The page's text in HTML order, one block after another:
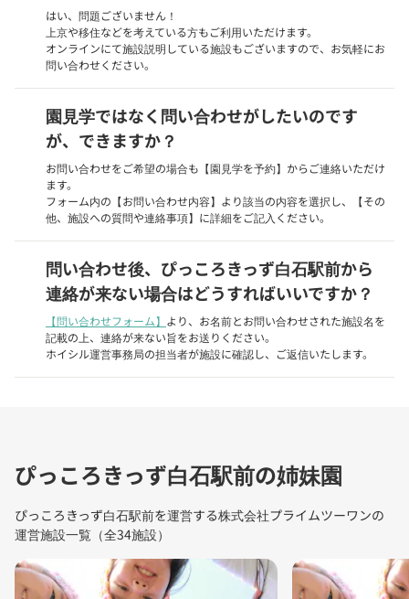
はい、問題ございません！
上京や移住などを考えている方もご利用いただけます。
オンラインにて施設説明している施設もございますので、お気軽にお
問い合わせください。
園見学ではなく問い合わせがしたいのです
が、できますか？
お問い合わせをご希望の場合も【園見学を予約】からご連絡いただけ
ます。
フォーム内の【お問い合わせ内容】より該当の内容を選択し、【その
他、施設への質問や連絡事項】に詳細をご記入ください。
問い合わせ後、ぴっころきっず白石駅前から
連絡が来ない場合はどうすればいいですか？
【問い合わせフォーム】 より、お名前とお問い合わせされた施設名を
記載の上、連絡が来ない旨をお送りください。
ホイシル運営事務局の担当者が施設に確認し、ご返信いたします。
ぴっころきっず白石駅前の姉妹園
ぴっころきっず白石駅前を運営する株式会社プライムツーワンの
運営施設一覧（全34施設）